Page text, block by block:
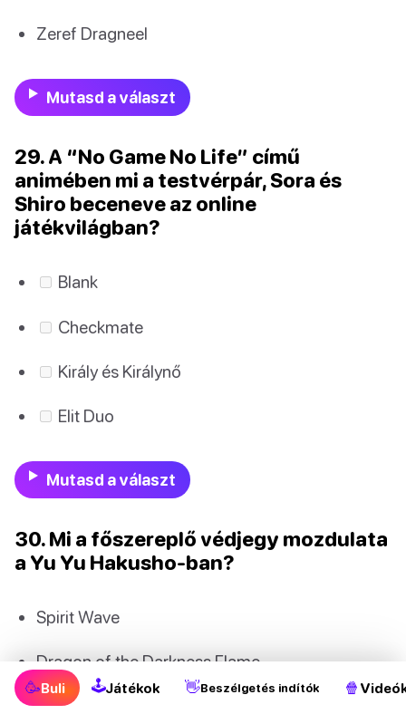
Zeref Dragneel
Mutasd a választ
29. A “No Game No Life” című
animében mi a testvérpár, Sora és
Shiro beceneve az online
játékvilágban?
Blank
Checkmate
Király és Királynő
Elit Duo
Mutasd a választ
30. Mi a főszereplő védjegy mozdulata
a Yu Yu Hakusho-ban?
Spirit Wave
Dragon of the Darkness Flame
Spirit Gun
🥳Buli 🕹Játékok 👋Beszélgetés indítók 🍿